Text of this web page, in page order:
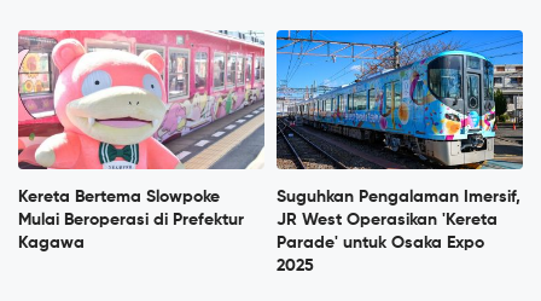
Kereta Bertema Slowpoke
Mulai Beroperasi di Prefektur
Kagawa
Suguhkan Pengalaman Imersif,
JR West Operasikan 'Kereta
Parade' untuk Osaka Expo
2025